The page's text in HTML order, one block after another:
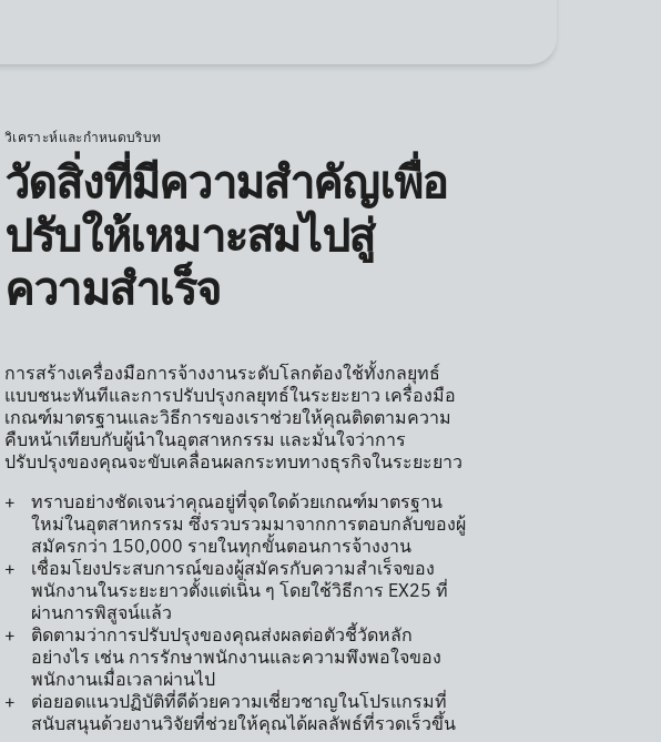
วิเคราะห์และกำหนดบริบท
วัดสิ่งที่มีความสำคัญเพื่อ
ปรับให้เหมาะสมไปสู่
ความสำเร็จ
การสร้างเครื่องมือการจ้างงานระดับโลกต้องใช้ทั้งกลยุทธ์
แบบชนะทันทีและการปรับปรุงกลยุทธ์ในระยะยาว เครื่องมือ
เกณฑ์มาตรฐานและวิธีการของเราช่วยให้คุณติดตามความ
คืบหน้าเทียบกับผู้นำในอุตสาหกรรม และมั่นใจว่าการ
ปรับปรุงของคุณจะขับเคลื่อนผลกระทบทางธุรกิจในระยะยาว
ทราบอย่างชัดเจนว่าคุณอยู่ที่จุดใดด้วยเกณฑ์มาตรฐาน
ใหม่ในอุตสาหกรรม ซึ่งรวบรวมมาจากการตอบกลับของผู้
สมัครกว่า 150,000 รายในทุกขั้นตอนการจ้างงาน
เชื่อมโยงประสบการณ์ของผู้สมัครกับความสำเร็จของ
พนักงานในระยะยาวตั้งแต่เนิ่น ๆ โดยใช้วิธีการ EX25 ที่
ผ่านการพิสูจน์แล้ว
ติดตามว่าการปรับปรุงของคุณส่งผลต่อตัวชี้วัดหลัก
อย่างไร เช่น การรักษาพนักงานและความพึงพอใจของ
พนักงานเมื่อเวลาผ่านไป
ต่อยอดแนวปฏิบัติที่ดีด้วยความเชี่ยวชาญในโปรแกรมที่
สนับสนุนด้วยงานวิจัยที่ช่วยให้คุณได้ผลลัพธ์ที่รวดเร็วขึ้น